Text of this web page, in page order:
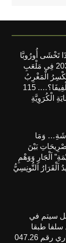
تَخْشَى أُورُوبَّا
إِقَامَةَ نِهَائِيِّ مُونْدِيَالِ 2030 فِي مَلْعَبِ
الْمَغْرِبُ
الْهَيْمَنَةَ الْأُورُوبِّيَّةَ عَلَى الْفِيفَا؟…. 115
الْكُرَوِيَّةِ
وَمَا
بَيْنَ
اَلْجَارِ وَوَهْمِ
اَلْقَرَارُ اَلتُّونِسِيُّ
سیتم في
طبقا
لمقتضیات المقرر الوزاري رقم 047.26